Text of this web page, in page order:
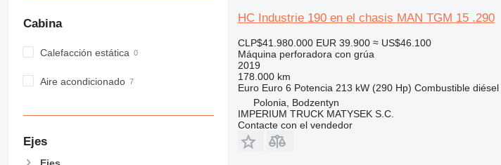
Cabina
Calefacción estática
Aire acondicionado
Ejes
HC Industrie 190 en el chasis MAN TGM 15 .290
CLP$41.980.000 EUR 39.900 ≈ US$46.100
Máquina perforadora con grúa
2019
178.000 km
Euro Euro 6 Potencia 213 kW (290 Hp) Combustible diésel
Polonia, Bodzentyn
IMPERIUM TRUCK MATYSEK S.C.
Contacte con el vendedor